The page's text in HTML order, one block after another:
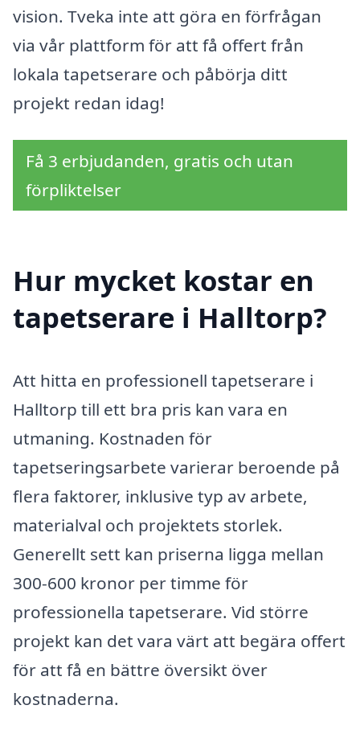
vision. Tveka inte att göra en förfrågan
via vår plattform för att få offert från
lokala tapetserare och påbörja ditt
projekt redan idag!
Få 3 erbjudanden, gratis och utan
förpliktelser
Hur mycket kostar en
tapetserare i Halltorp?
Att hitta en professionell tapetserare i
Halltorp till ett bra pris kan vara en
utmaning. Kostnaden för
tapetseringsarbete varierar beroende på
flera faktorer, inklusive typ av arbete,
materialval och projektets storlek.
Generellt sett kan priserna ligga mellan
300-600 kronor per timme för
professionella tapetserare. Vid större
projekt kan det vara värt att begära offert
för att få en bättre översikt över
kostnaderna.